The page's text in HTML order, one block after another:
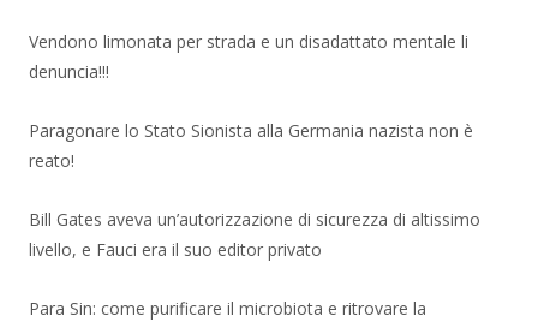
Vendono limonata per strada e un disadattato mentale li
denuncia!!!
Paragonare lo Stato Sionista alla Germania nazista non è
reato!
Bill Gates aveva un’autorizzazione di sicurezza di altissimo
livello, e Fauci era il suo editor privato
Para Sin: come purificare il microbiota e ritrovare la